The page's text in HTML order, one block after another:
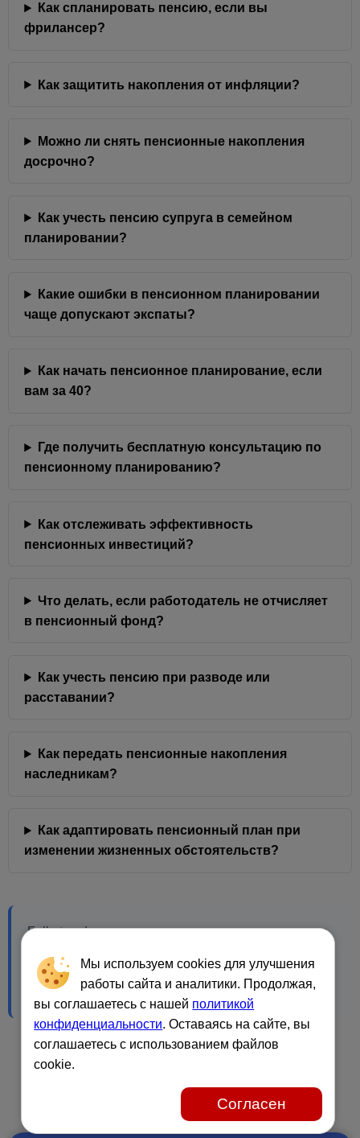
Как спланировать пенсию, если вы
фрилансер?
Как защитить накопления от инфляции?
Можно ли снять пенсионные накопления
досрочно?
Как учесть пенсию супруга в семейном
планировании?
Какие ошибки в пенсионном планировании
чаще допускают экспаты?
Как начать пенсионное планирование, если
вам за 40?
Где получить бесплатную консультацию по
пенсионному планированию?
Как отслеживать эффективность
пенсионных инвестиций?
Что делать, если работодатель не отчисляет
в пенсионный фонд?
Как учесть пенсию при разводе или
расставании?
Как передать пенсионные накопления
наследникам?
Как адаптировать пенсионный план при
изменении жизненных обстоятельств?
Folketrygden, частные пенсии, страховки, перенос
про долгосрочное планирование, инвестиции и
финансовую защиту семьи.
Мы используем cookies для улучшения
работы сайта и аналитики. Продолжая,
вы соглашаетесь с нашей политикой
конфиденциальности. Оставаясь на сайте, вы
соглашаетесь с использованием файлов
cookie.
Согласен